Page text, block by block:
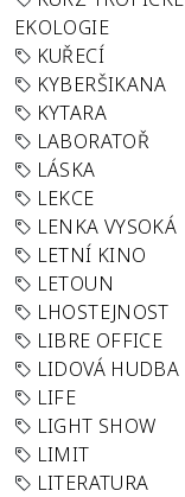
EKOLOGIE
KUŘECÍ
KYBERŠIKANA
KYTARA
LABORATOŘ
LÁSKA
LEKCE
LENKA VYSOKÁ
LETNÍ KINO
LETOUN
LHOSTEJNOST
LIBRE OFFICE
LIDOVÁ HUDBA
LIFE
LIGHT SHOW
LIMIT
LITERATURA